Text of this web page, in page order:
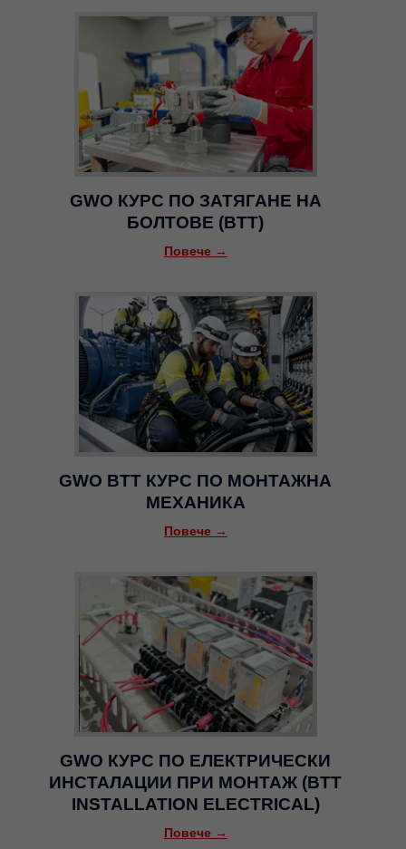
GWO КУРС ПО ЗАТЯГАНЕ НА
БОЛТОВЕ (BTT)
Повече →
GWO BTT КУРС ПО МОНТАЖНА
МЕХАНИКА
Повече →
GWO КУРС ПО ЕЛЕКТРИЧЕСКИ
ИНСТАЛАЦИИ ПРИ МОНТАЖ (BTT
INSTALLATION ELECTRICAL)
Повече →